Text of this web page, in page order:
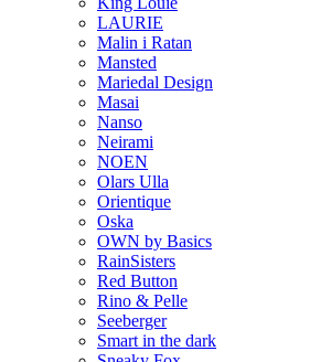
LAURIE
Malin i Ratan
Mansted
Mariedal Design
Masai
Nanso
Neirami
NOEN
Olars Ulla
Orientique
Oska
OWN by Basics
RainSisters
Red Button
Rino & Pelle
Seeberger
Smart in the dark